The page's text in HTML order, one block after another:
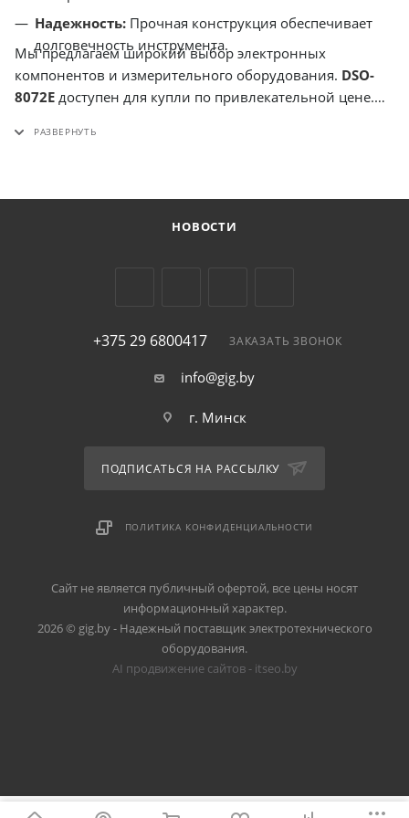
Надежность: Прочная конструкция обеспечивает
долговечность инструмента.
Мы предлагаем широкий выбор электронных
компонентов и измерительного оборудования. DSO-
8072E доступен для купли по привлекательной цене.
доставку по Беларуси . Предлагаем гибкий график
продукте и ознакомиться с условиями гарантии.
НОВОСТИ
+375 29 6800417 ЗАКАЗАТЬ ЗВОНОК
info@gig.by
г. Минск
ПОДПИСАТЬСЯ НА РАССЫЛКУ
ПОЛИТИКА КОНФИДЕНЦИАЛЬНОСТИ
Сайт не является публичный офертой, все цены носят
информационный характер.
2026 © gig.by - Надежный поставщик электротехнического
оборудования.
AI продвижение сайтов - itseo.by